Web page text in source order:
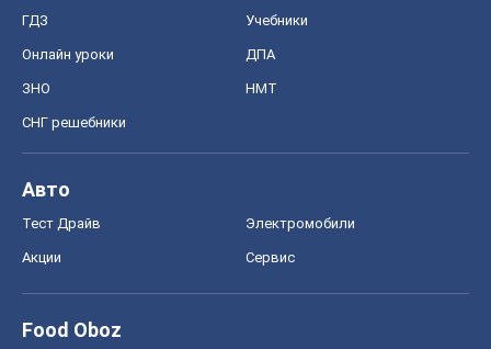
ГДЗ Учебники
Онлайн уроки ДПА
ЗНО НМТ
СНГ решебники
Авто
Тест Драйв Электромобили
Акции Сервис
Food Oboz